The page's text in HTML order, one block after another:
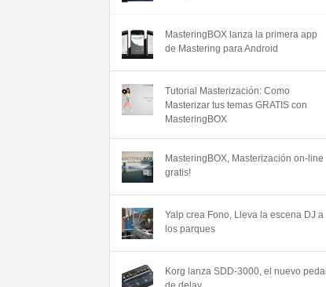
MasteringBOX lanza la primera app
de Mastering para Android
Tutorial Masterización: Como
Masterizar tus temas GRATIS con
MasteringBOX
MasteringBOX, Masterización on-line
gratis!
Yalp crea Fono, Lleva la escena DJ a
los parques
Korg lanza SDD-3000, el nuevo pedal